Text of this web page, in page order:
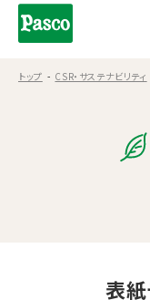
トップ CSR・サステナビリティ
表